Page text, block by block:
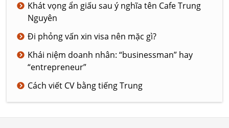
Khát vọng ẩn giấu sau ý nghĩa tên Cafe Trung
Nguyên
Đi phỏng vấn xin visa nên mặc gì?
Khái niệm doanh nhân: “businessman” hay
“entrepreneur”
Cách viết CV bằng tiếng Trung